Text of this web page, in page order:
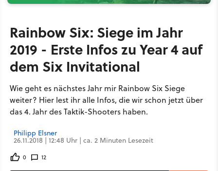
Rainbow Six: Siege im Jahr
2019 - Erste Infos zu Year 4 auf
dem Six Invitational
Wie geht es nächstes Jahr mir Rainbow Six Siege
weiter? Hier lest ihr alle Infos, die wir schon jetzt über
das 4. Jahr des Taktik-Shooters haben.
Philipp Elsner
26.11.2018 | 12:48 Uhr | ca. 2 Minuten Lesezeit
0 12